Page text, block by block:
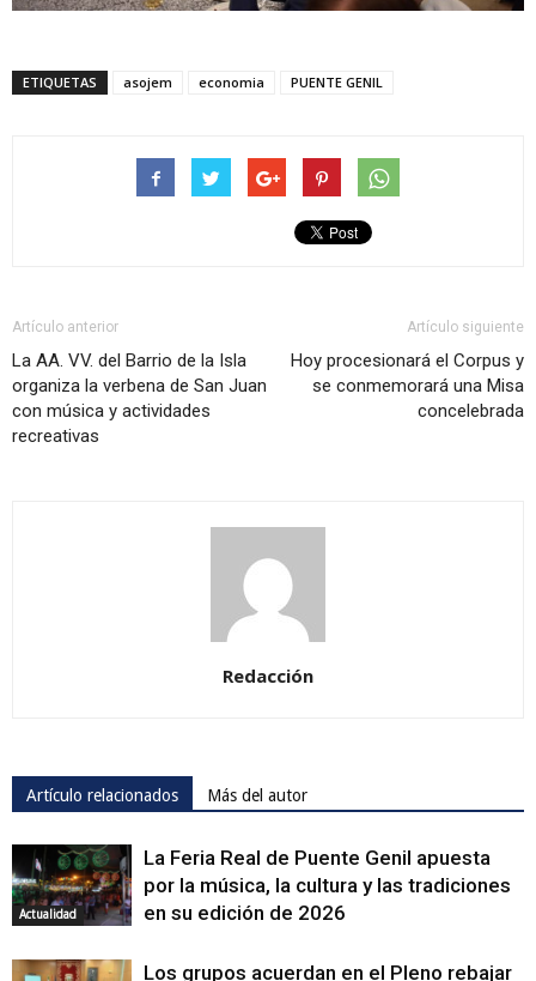
ETIQUETAS asojem economia PUENTE GENIL
Artículo anterior
La AA. VV. del Barrio de la Isla
organiza la verbena de San Juan
con música y actividades
recreativas
Artículo siguiente
Hoy procesionará el Corpus y
se conmemorará una Misa
concelebrada
Redacción
Artículo relacionados Más del autor
Actualidad
La Feria Real de Puente Genil apuesta
por la música, la cultura y las tradiciones
en su edición de 2026
Los grupos acuerdan en el Pleno rebajar